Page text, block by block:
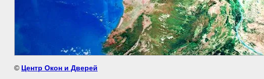
© Центр Окон и Дверей